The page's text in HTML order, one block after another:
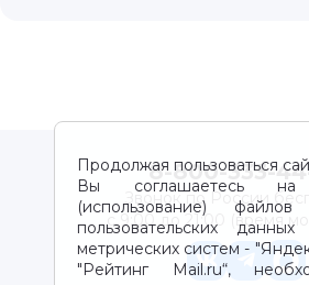
Продолжая пользоваться
Вы соглашаетесь на
(использование)
пользовательских
метрических систем -
"Рейтинг Mail.ru“,
8-800-333-
Звонок по России
с 9:00 до 21:00 (время